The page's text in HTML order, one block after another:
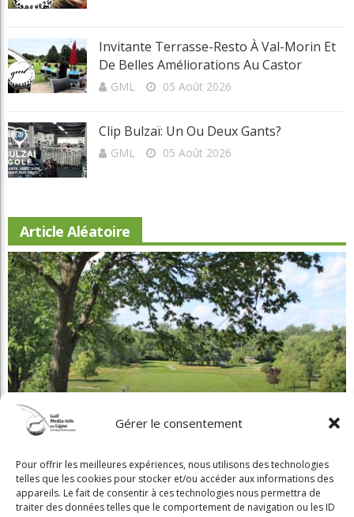
Gérer le consentement
Pour offrir les meilleures expériences, nous utilisons des technologies
telles que les cookies pour stocker et/ou accéder aux informations des
appareils. Le fait de consentir à ces technologies nous permettra de
traiter des données telles que le comportement de navigation ou les ID
Invitante Terrasse-Resto À Val-Morin Et
De Belles Améliorations Au Castor
GML 05 Août 2026
Clip Bulzaï: Un Ou Deux Gants?
GML 05 Août 2026
Article Aléatoire